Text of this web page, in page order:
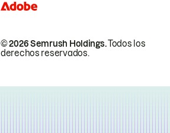
© 2026 Semrush Holdings.Todos los
derechos reservados.